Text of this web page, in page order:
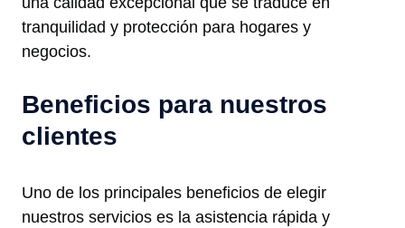
tranquilidad y protección para hogares y
negocios.
Beneficios para nuestros
clientes
Uno de los principales beneficios de elegir
nuestros servicios es la asistencia rápida y